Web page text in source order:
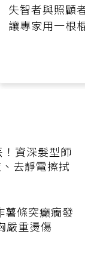
失智者與照顧者
讓專家用一根棍
資深髮型師
去靜電擦拭
薯條突癲癇發
嚴重燙傷